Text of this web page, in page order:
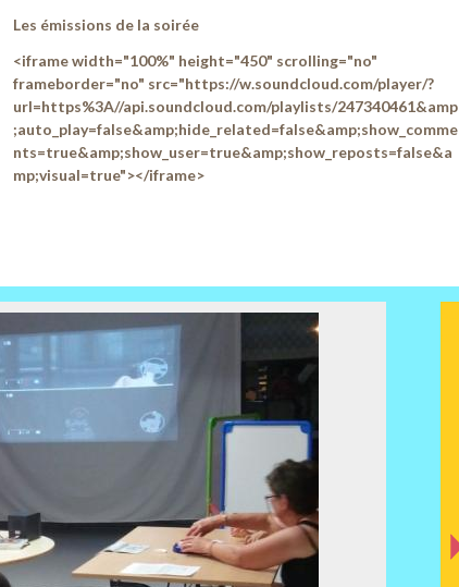
Les émissions de la soirée
<iframe width="100%" height="450" scrolling="no"
frameborder="no" src="https://w.soundcloud.com/player/?
url=https%3A//api.soundcloud.com/playlists/247340461&amp
;auto_play=false&amp;hide_related=false&amp;show_comme
nts=true&amp;show_user=true&amp;show_reposts=false&a
mp;visual=true"></iframe>